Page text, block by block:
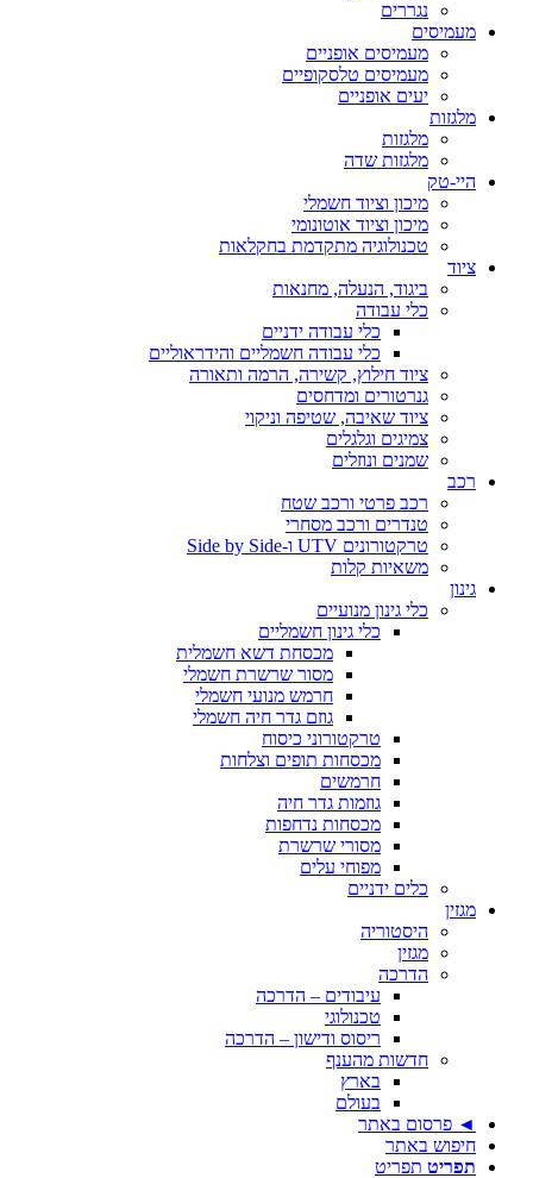
נגררים
מעמיסים
מעמיסים אופניים
מעמיסים טלסקופיים
יעים אופניים
מלגזות
מלגזות
מלגזות שדה
היי-טק
מיכון וציוד חשמלי
מיכון וציוד אוטונומי
טכנולוגיה מתקדמת בחקלאות
ציוד
ביגוד, הנעלה, מחנאות
כלי עבודה
כלי עבודה ידניים
כלי עבודה חשמליים והידראוליים
ציוד חילוץ, קשירה, הרמה ותאורה
גנרטורים ומדחסים
ציוד שאיבה, שטיפה וניקוי
צמיגים וגלגלים
שמנים ונוזלים
רכב
רכב פרטי ורכב שטח
טנדרים ורכב מסחרי
טרקטורונים UTV ו-Side by Side
משאיות קלות
גינון
כלי גינון מנועיים
כלי גינון חשמליים
מכסחת דשא חשמלית
מסור שרשרת חשמלי
חרמש מנועי חשמלי
גוזם גדר חיה חשמלי
טרקטורוני כיסוח
מכסחות תופים וצלחות
חרמשים
גוזמות גדר חיה
מכסחות נדחפות
מסורי שרשרת
מפוחי עלים
כלים ידניים
מגזין
היסטוריה
מגזין
הדרכה
עיבודים – הדרכה
טכנולוגי
ריסוס ודישון – הדרכה
חדשות מהענף
בארץ
בעולם
◄ פרסום באתר
חיפוש באתר
תפריט תפריט